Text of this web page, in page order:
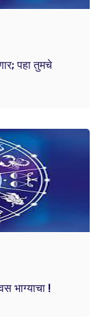
पहा तुमचे
भाग्याचा !